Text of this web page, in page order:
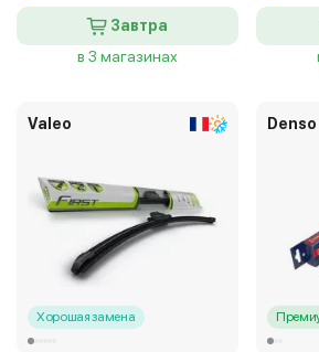
Завтра
в 3 магазинах
Valeo
Хорошая замена
Denso